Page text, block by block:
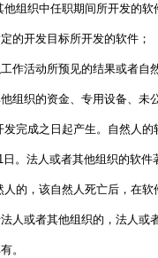
组织中任职期间所开发的
的开发目标所开发的软件；
作活动所预见的结果或者自
他组织的资金、专用设备、
完成之日起产生。自然人
。法人或者其他组织的软
的，该自然人死亡后，在
人或者其他组织的，法人
。